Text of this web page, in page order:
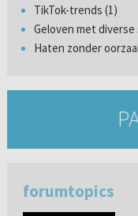
TikTok-trends (1)
Geloven met
Haten zonder
forumtopics